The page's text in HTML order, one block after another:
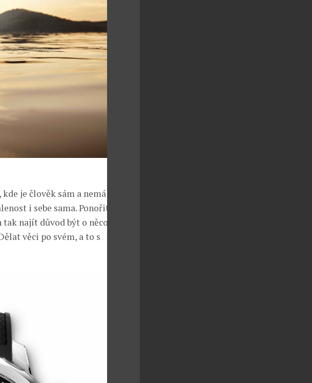
je člověk sám a nemá čas
i sebe sama. Ponořit se a
najít důvod být o něco
věci po svém, a to s